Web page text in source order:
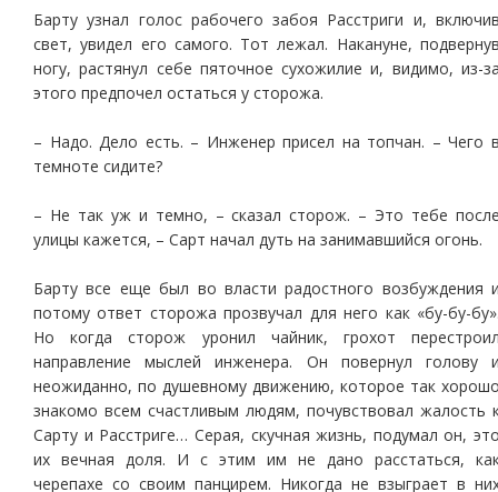
Барту узнал голос рабочего забоя Расстриги и,
свет, увидел его самого. Тот лежал. Накануне,
ногу, растянул себе пяточное сухожилие и, видимо, из-
этого предпочел остаться у сторожа.
– Надо. Дело есть. – Инженер присел на топчан. – Чего
темноте сидите?
– Не так уж и темно, – сказал сторож. – Это тебе
улицы кажется, – Сарт начал дуть на занимавшийся огонь.
Барту все еще был во власти радостного возбуждения
потому ответ сторожа прозвучал для него как «бу-бу-
Но когда сторож уронил чайник, грохот
направление мыслей инженера. Он повернул голову
неожиданно, по душевному движению, которое так
знакомо всем счастливым людям, почувствовал жалость
Сарту и Расстриге… Серая, скучная жизнь, подумал он,
их вечная доля. И с этим им не дано расстаться,
черепахе со своим панцирем. Никогда не взыграет в